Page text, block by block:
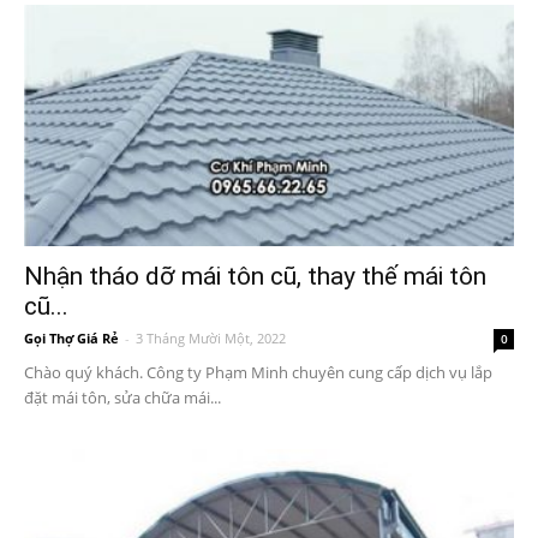
Nhận tháo dỡ mái tôn cũ, thay thế mái tôn
cũ...
Gọi Thợ Giá Rẻ - 3 Tháng Mười Một, 2022 0
Chào quý khách. Công ty Phạm Minh chuyên cung cấp dịch vụ lắp
đặt mái tôn, sửa chữa mái...